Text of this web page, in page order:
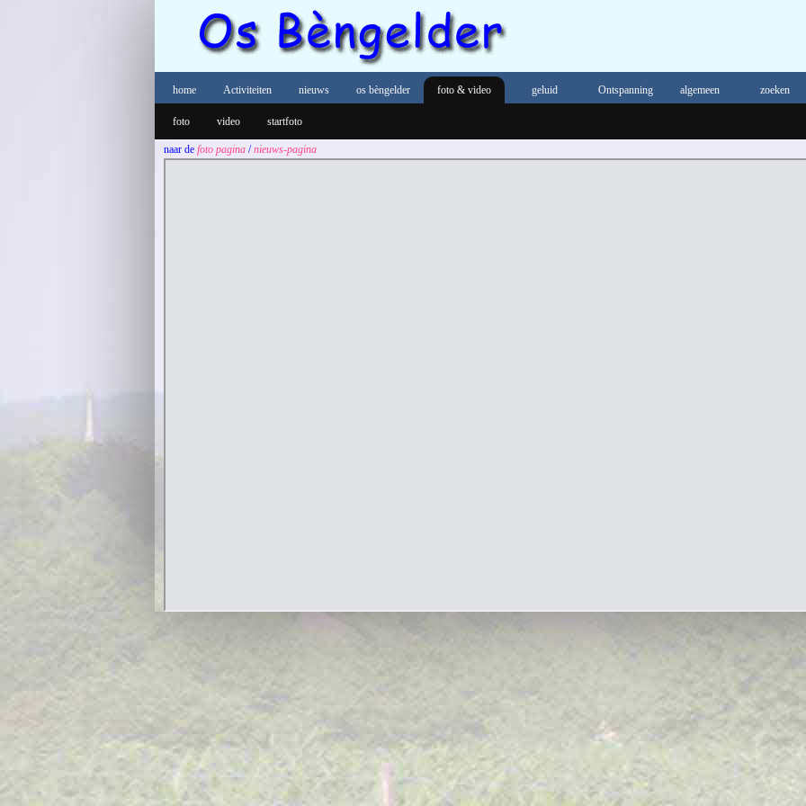
home Activiteiten nieuws os bèngelder foto & video
foto video startfoto
geluid Ontspanning algemeen zoeken
naar de foto pagina /nieuws-pagina